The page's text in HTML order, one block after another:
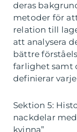
deras
metoder för
relation till
att analysera
bättre
farlighet samt
definierar
Sektion 5:
nackdelar
kvinna”